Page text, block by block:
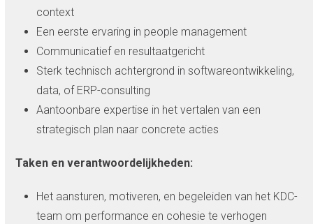
context
Een eerste ervaring in people management
Communicatief en resultaatgericht
Sterk technisch achtergrond in softwareontwikkeling,
data, of ERP-consulting
Aantoonbare expertise in het vertalen van een
strategisch plan naar concrete acties
Taken en verantwoordelijkheden:
Het aansturen, motiveren, en begeleiden van het KDC-
team om performance en cohesie te verhogen